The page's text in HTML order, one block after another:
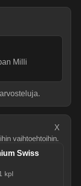
Milli
vaihtoehtoihin.
X
Swiss
kpl